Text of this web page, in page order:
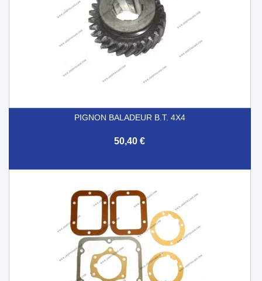
PIGNON BALADEUR B.T. 4X4
50,40 €